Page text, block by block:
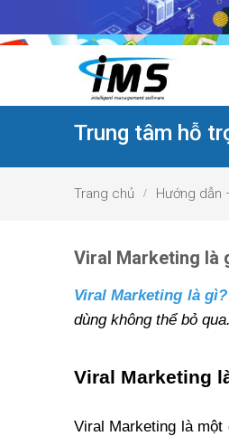
Trung tâm hỗ
Trang chủ Hướng dẫn
Viral Marketing là
Viral Marketing là gì?
dùng không thể bỏ qua.
Viral Marketing
Viral Marketing là